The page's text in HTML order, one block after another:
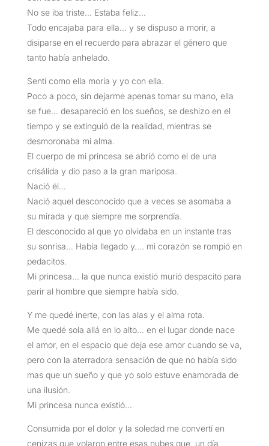
No se iba triste… Estaba feliz…
Todo encajaba para ella… y se dispuso a morir, a
disiparse en el recuerdo para abrazar el género que
tanto había anhelado.
Sentí como ella moría y yo con ella.
Poco a poco, sin dejarme apenas tomar su mano, ella
se fue… desapareció en los sueños, se deshizo en el
tiempo y se extinguió de la realidad, mientras se
desmoronaba mi alma.
El cuerpo de mi princesa se abrió como el de una
crisálida y dio paso a la gran mariposa.
Nació él…
Nació aquel desconocido que a veces se asomaba a
su mirada y que siempre me sorprendía.
El desconocido al que yo olvidaba en un instante tras
su sonrisa… Había llegado y…. mi corazón se rompió en
pedacitos.
Mi princesa… la que nunca existió murió despacito para
parir al hombre que siempre había sido.
Y me quedé inerte, con las alas y el alma rota.
Me quedé sola allá en lo alto… en el lugar donde nace
el amor, en el espacio que deja ese amor cuando se va,
pero con la aterradora sensación de que no había sido
mas que un sueño y que yo solo estuve enamorada de
una ilusión.
Mi princesa nunca existió…
Consumida por el dolor y la soledad me convertí en
cenizas que volaron entre esas nubes que, un día